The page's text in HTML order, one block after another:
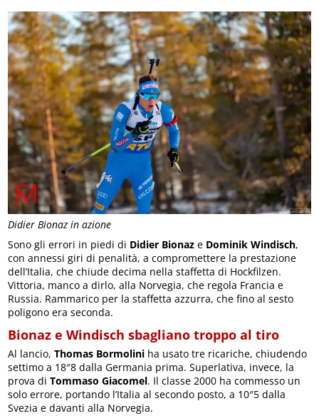
Didier Bionaz in azione
Sono gli errori in piedi di Didier Bionaz e Dominik Windisch,
con annessi giri di penalità, a compromettere la prestazione
dell’Italia, che chiude decima nella staffetta di Hockfilzen.
Vittoria, manco a dirlo, alla Norvegia, che regola Francia e
Russia. Rammarico per la staffetta azzurra, che fino al sesto
poligono era seconda.
Bionaz e Windisch sbagliano troppo al tiro
Al lancio,Thomas Bormolini ha usato tre ricariche, chiudendo
settimo a 18″8 dalla Germania prima. Superlativa, invece, la
prova diTommaso Giacomel. Il classe 2000 ha commesso un
solo errore, portando l’Italia al secondo posto, a 10″5 dalla
Svezia e davanti alla Norvegia.